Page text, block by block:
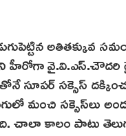
అడుగుపెట్టిన
వై.వి.ఎస్.చౌదరి
సూపర్ సక్సెస్
మంచి సక్సెస్‌లు
కాలం పాటు